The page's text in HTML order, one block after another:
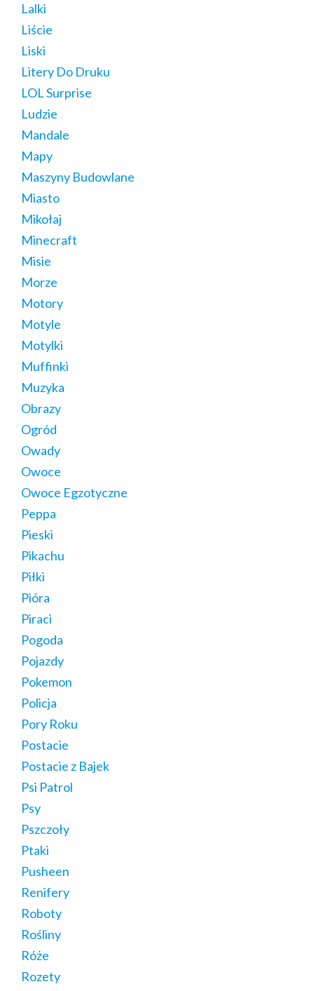
Lalki
Liście
Liski
Litery Do Druku
LOL Surprise
Ludzie
Mandale
Mapy
Maszyny Budowlane
Miasto
Mikołaj
Minecraft
Misie
Morze
Motory
Motyle
Motylki
Muffinki
Muzyka
Obrazy
Ogród
Owady
Owoce
Owoce Egzotyczne
Peppa
Pieski
Pikachu
Piłki
Pióra
Piraci
Pogoda
Pojazdy
Pokemon
Policja
Pory Roku
Postacie
Postacie z Bajek
Psi Patrol
Psy
Pszczoły
Ptaki
Pusheen
Renifery
Roboty
Rośliny
Róże
Rozety